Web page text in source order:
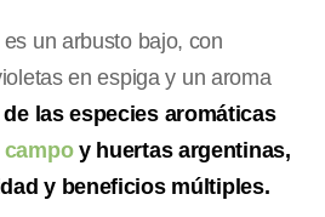
es un arbusto bajo, con
en espiga y un aroma
de las especies aromáticas
campoy huertas argentinas,
y beneficios múltiples.